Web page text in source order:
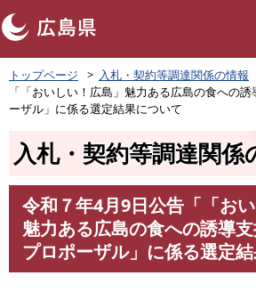
ペ
ートップページ 入札・契約等調達関係の情報
「「おいしい！広島」魅力ある広島の食への
ーザル」に係る選定結果について
入札・契約等調達関係
令和７年4月9日公告「「おい
魅力ある広島の食への誘導
プロポーザル」に係る選定